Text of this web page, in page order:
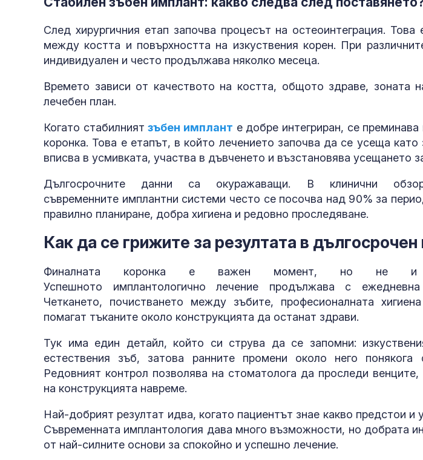
След хирургичния етап започва процесът на остеоинтеграция. Това
между костта и повърхността на изкуствения корен. При
индивидуален и често продължава няколко месеца.
Времето зависи от качеството на костта, общото здраве, зоната
лечебен план.
Когато стабилниятзъбен имплант е добре интегриран, се
коронка. Това е етапът, в който лечението започва да се усеща
вписва в усмивката, участва в дъвченето и възстановява усещането
Дългосрочните данни са окуражаващи. В клинични
съвременните имплантни системи често се посочва над 90% за
правилно планиране, добра хигиена и редовно проследяване.
Как да се грижите за резултата в дългосрочен
Финалната коронка е важен момент, но не и
Успешното имплантологично лечение продължава с
Четкането, почистването между зъбите, професионалната
помагат тъканите около конструкцията да останат здрави.
Тук има един детайл, който си струва да се запомни:
естествения зъб, затова ранните промени около него понякога
Редовният контрол позволява на стоматолога да проследи венците,
на конструкцията навреме.
Най-добрият резултат идва, когато пациентът знае какво предстои и
Съвременната имплантология дава много възможности, но добрата
от най-силните основи за спокойно и успешно лечение.